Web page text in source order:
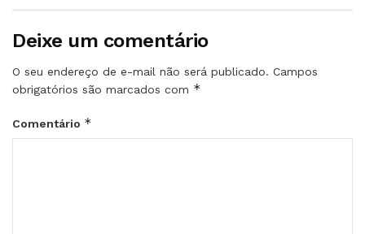
Deixe um comentário
O seu endereço de e-mail não será publicado. Campos
obrigatórios são marcados com *
Comentário *